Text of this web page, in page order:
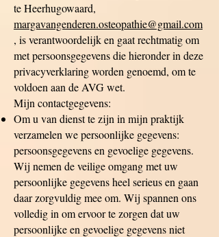
te Heerhugowaard,
margavangenderen.osteopathie@gmail.com
, is verantwoordelijk en gaat rechtmatig om
met persoonsgegevens die hieronder in deze
privacyverklaring worden genoemd, om te
voldoen aan de AVG wet.
Mijn contactgegevens:
Om u van dienst te zijn in mijn praktijk
verzamelen we persoonlijke gegevens:
persoonsgegevens en gevoelige gegevens.
Wij nemen de veilige omgang met uw
persoonlijke gegevens heel serieus en gaan
daar zorgvuldig mee om. Wij spannen ons
volledig in om ervoor te zorgen dat uw
persoonlijke en gevoelige gegevens niet